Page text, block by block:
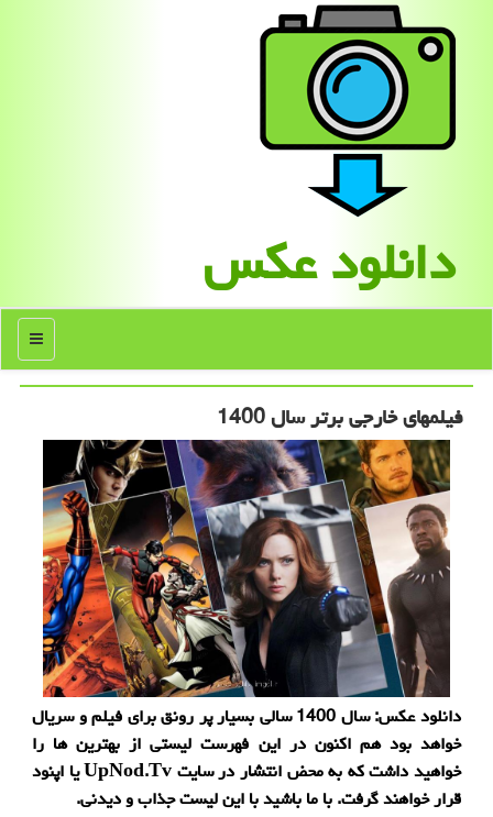
دانلود عكس
منو
فیلمهای خارجی برتر سال 1400
دانلود عكس: سال 1400 سالی بسیار پر رونق برای فیلم و سریال
خواهد بود هم اكنون در این فهرست لیستی از بهترین ها را
خواهید داشت كه به محض انتشار در سایت UpNod.Tv یا اپنود
قرار خواهند گرفت. با ما باشید با این لیست جذاب و دیدنی.